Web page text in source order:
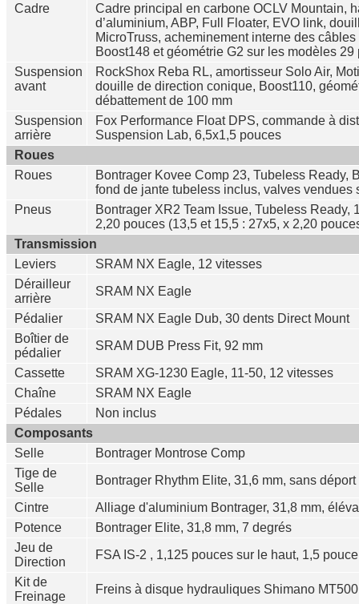
Cadre
Cadre principal en carbone OCLV Mountain,
d’aluminium, ABP, Full Floater, EVO link,
MicroTruss, acheminement interne des
Boost148 et géométrie G2 sur les modèles
Suspension
avant
RockShox Reba RL, amortisseur Solo Air,
douille de direction conique, Boost110,
débattement de 100 mm
Suspension
arrière
Fox Performance Float DPS, commande à
Suspension Lab, 6,5x1,5 pouces
Roues
Roues
Bontrager Kovee Comp 23, Tubeless Ready,
fond de jante tubeless inclus, valves
Pneus
Bontrager XR2 Team Issue, Tubeless Ready,
2,20 pouces (13,5 et 15,5 : 27x5, x 2,20
Transmission
Leviers
SRAM NX Eagle, 12 vitesses
Dérailleur
arrière
SRAM NX Eagle
Pédalier
SRAM NX Eagle Dub, 30 dents Direct Mount
Boîtier de
pédalier
SRAM DUB Press Fit, 92 mm
Cassette
SRAM XG-1230 Eagle, 11-50, 12 vitesses
Chaîne
SRAM NX Eagle
Pédales
Non inclus
Composants
Selle
Bontrager Montrose Comp
Tige de
Selle
Bontrager Rhythm Elite, 31,6 mm, sans
Cintre
Alliage d'aluminium Bontrager, 31,8 mm,
Potence
Bontrager Elite, 31,8 mm, 7 degrés
Jeu de
Direction
FSA IS-2 , 1,125 pouces sur le haut, 1,5
Kit de
Freinage
Freins à disque hydrauliques Shimano MT500